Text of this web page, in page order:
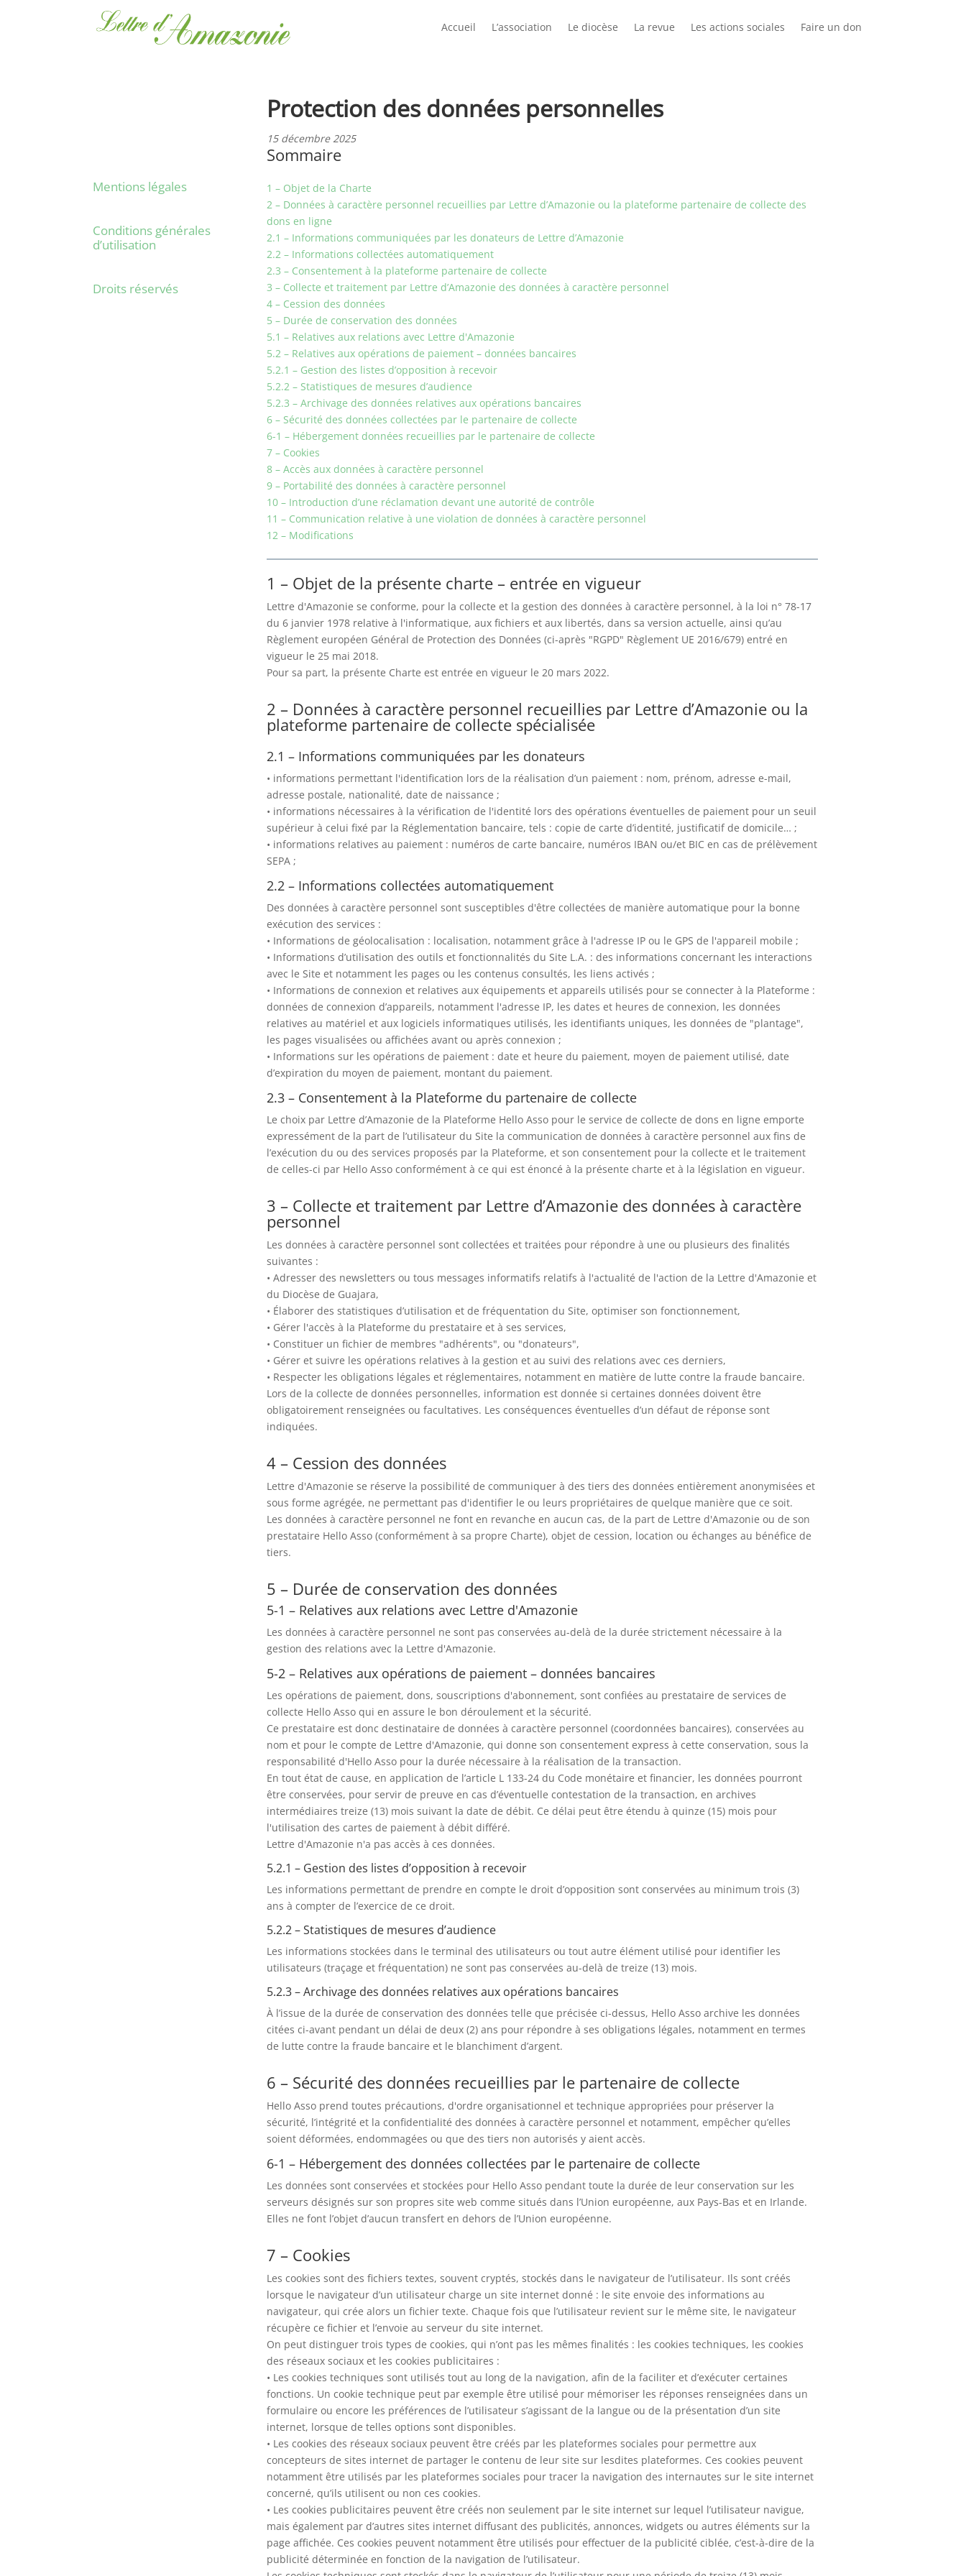
Accueil L’association Le diocèse La revue Les actions sociales Faire un don
Mentions légales
Conditions générales
d’utilisation
Droits réservés
Protection des données personnelles
15 décembre 2025
Sommaire
1 – Objet de la Charte
2 – Données à caractère personnel recueillies par Lettre d’Amazonie ou la plateforme partenaire de collecte des
dons en ligne
2.1 – Informations communiquées par les donateurs de Lettre d’Amazonie
2.2 – Informations collectées automatiquement
2.3 – Consentement à la plateforme partenaire de collecte
3 – Collecte et traitement par Lettre d’Amazonie des données à caractère personnel
4 – Cession des données
5 – Durée de conservation des données
5.1 – Relatives aux relations avec Lettre d'Amazonie
5.2 – Relatives aux opérations de paiement – données bancaires
5.2.1 – Gestion des listes d’opposition à recevoir
5.2.2 – Statistiques de mesures d’audience
5.2.3 – Archivage des données relatives aux opérations bancaires
6 – Sécurité des données collectées par le partenaire de collecte
6-1 – Hébergement données recueillies par le partenaire de collecte
7 – Cookies
8 – Accès aux données à caractère personnel
9 – Portabilité des données à caractère personnel
10 – Introduction d’une réclamation devant une autorité de contrôle
11 – Communication relative à une violation de données à caractère personnel
12 – Modifications
1 – Objet de la présente charte – entrée en vigueur
Lettre d'Amazonie se conforme, pour la collecte et la gestion des données à caractère personnel, à la loi n° 78-17
du 6 janvier 1978 relative à l'informatique, aux fichiers et aux libertés, dans sa version actuelle, ainsi qu’au
Règlement européen Général de Protection des Données (ci-après "RGPD" Règlement UE 2016/679) entré en
vigueur le 25 mai 2018.
Pour sa part, la présente Charte est entrée en vigueur le 20 mars 2022.
2 – Données à caractère personnel recueillies par Lettre d’Amazonie ou la
plateforme partenaire de collecte spécialisée
2.1 – Informations communiquées par les donateurs
• informations permettant l'identification lors de la réalisation d’un paiement : nom, prénom, adresse e-mail,
adresse postale, nationalité, date de naissance ;
• informations nécessaires à la vérification de l'identité lors des opérations éventuelles de paiement pour un seuil
supérieur à celui fixé par la Réglementation bancaire, tels : copie de carte d’identité, justificatif de domicile… ;
• informations relatives au paiement : numéros de carte bancaire, numéros IBAN ou/et BIC en cas de prélèvement
SEPA ;
2.2 – Informations collectées automatiquement
Des données à caractère personnel sont susceptibles d'être collectées de manière automatique pour la bonne
exécution des services :
• Informations de géolocalisation : localisation, notamment grâce à l'adresse IP ou le GPS de l'appareil mobile ;
• Informations d’utilisation des outils et fonctionnalités du Site L.A. : des informations concernant les interactions
avec le Site et notamment les pages ou les contenus consultés, les liens activés ;
• Informations de connexion et relatives aux équipements et appareils utilisés pour se connecter à la Plateforme :
données de connexion d’appareils, notamment l'adresse IP, les dates et heures de connexion, les données
relatives au matériel et aux logiciels informatiques utilisés, les identifiants uniques, les données de "plantage",
les pages visualisées ou affichées avant ou après connexion ;
• Informations sur les opérations de paiement : date et heure du paiement, moyen de paiement utilisé, date
d’expiration du moyen de paiement, montant du paiement.
2.3 – Consentement à la Plateforme du partenaire de collecte
Le choix par Lettre d’Amazonie de la Plateforme Hello Asso pour le service de collecte de dons en ligne emporte
expressément de la part de l’utilisateur du Site la communication de données à caractère personnel aux fins de
l’exécution du ou des services proposés par la Plateforme, et son consentement pour la collecte et le traitement
de celles-ci par Hello Asso conformément à ce qui est énoncé à la présente charte et à la législation en vigueur.
3 – Collecte et traitement par Lettre d’Amazonie des données à caractère
personnel
Les données à caractère personnel sont collectées et traitées pour répondre à une ou plusieurs des finalités
suivantes :
• Adresser des newsletters ou tous messages informatifs relatifs à l'actualité de l'action de la Lettre d'Amazonie et
du Diocèse de Guajara,
• Élaborer des statistiques d’utilisation et de fréquentation du Site, optimiser son fonctionnement,
• Gérer l'accès à la Plateforme du prestataire et à ses services,
• Constituer un fichier de membres "adhérents", ou "donateurs",
• Gérer et suivre les opérations relatives à la gestion et au suivi des relations avec ces derniers,
• Respecter les obligations légales et réglementaires, notamment en matière de lutte contre la fraude bancaire.
Lors de la collecte de données personnelles, information est donnée si certaines données doivent être
obligatoirement renseignées ou facultatives. Les conséquences éventuelles d’un défaut de réponse sont
indiquées.
4 – Cession des données
Lettre d'Amazonie se réserve la possibilité de communiquer à des tiers des données entièrement anonymisées et
sous forme agrégée, ne permettant pas d'identifier le ou leurs propriétaires de quelque manière que ce soit.
Les données à caractère personnel ne font en revanche en aucun cas, de la part de Lettre d'Amazonie ou de son
prestataire Hello Asso (conformément à sa propre Charte), objet de cession, location ou échanges au bénéfice de
tiers.
5 – Durée de conservation des données
5-1 – Relatives aux relations avec Lettre d'Amazonie
Les données à caractère personnel ne sont pas conservées au-delà de la durée strictement nécessaire à la
gestion des relations avec la Lettre d'Amazonie.
5-2 – Relatives aux opérations de paiement – données bancaires
Les opérations de paiement, dons, souscriptions d'abonnement, sont confiées au prestataire de services de
collecte Hello Asso qui en assure le bon déroulement et la sécurité.
Ce prestataire est donc destinataire de données à caractère personnel (coordonnées bancaires), conservées au
nom et pour le compte de Lettre d'Amazonie, qui donne son consentement express à cette conservation, sous la
responsabilité d'Hello Asso pour la durée nécessaire à la réalisation de la transaction.
En tout état de cause, en application de l’article L 133-24 du Code monétaire et financier, les données pourront
être conservées, pour servir de preuve en cas d’éventuelle contestation de la transaction, en archives
intermédiaires treize (13) mois suivant la date de débit. Ce délai peut être étendu à quinze (15) mois pour
l'utilisation des cartes de paiement à débit différé.
Lettre d'Amazonie n'a pas accès à ces données.
5.2.1 – Gestion des listes d’opposition à recevoir
Les informations permettant de prendre en compte le droit d’opposition sont conservées au minimum trois (3)
ans à compter de l’exercice de ce droit.
5.2.2 – Statistiques de mesures d’audience
Les informations stockées dans le terminal des utilisateurs ou tout autre élément utilisé pour identifier les
utilisateurs (traçage et fréquentation) ne sont pas conservées au-delà de treize (13) mois.
5.2.3 – Archivage des données relatives aux opérations bancaires
À l’issue de la durée de conservation des données telle que précisée ci-dessus, Hello Asso archive les données
citées ci-avant pendant un délai de deux (2) ans pour répondre à ses obligations légales, notamment en termes
de lutte contre la fraude bancaire et le blanchiment d’argent.
6 – Sécurité des données recueillies par le partenaire de collecte
Hello Asso prend toutes précautions, d'ordre organisationnel et technique appropriées pour préserver la
sécurité, l’intégrité et la confidentialité des données à caractère personnel et notamment, empêcher qu’elles
soient déformées, endommagées ou que des tiers non autorisés y aient accès.
6-1 – Hébergement des données collectées par le partenaire de collecte
Les données sont conservées et stockées pour Hello Asso pendant toute la durée de leur conservation sur les
serveurs désignés sur son propres site web comme situés dans l’Union européenne, aux Pays-Bas et en Irlande.
Elles ne font l’objet d’aucun transfert en dehors de l’Union européenne.
7 – Cookies
Les cookies sont des fichiers textes, souvent cryptés, stockés dans le navigateur de l’utilisateur. Ils sont créés
lorsque le navigateur d’un utilisateur charge un site internet donné : le site envoie des informations au
navigateur, qui crée alors un fichier texte. Chaque fois que l’utilisateur revient sur le même site, le navigateur
récupère ce fichier et l’envoie au serveur du site internet.
On peut distinguer trois types de cookies, qui n’ont pas les mêmes finalités : les cookies techniques, les cookies
des réseaux sociaux et les cookies publicitaires :
• Les cookies techniques sont utilisés tout au long de la navigation, afin de la faciliter et d’exécuter certaines
fonctions. Un cookie technique peut par exemple être utilisé pour mémoriser les réponses renseignées dans un
formulaire ou encore les préférences de l’utilisateur s’agissant de la langue ou de la présentation d’un site
internet, lorsque de telles options sont disponibles.
• Les cookies des réseaux sociaux peuvent être créés par les plateformes sociales pour permettre aux
concepteurs de sites internet de partager le contenu de leur site sur lesdites plateformes. Ces cookies peuvent
notamment être utilisés par les plateformes sociales pour tracer la navigation des internautes sur le site internet
concerné, qu’ils utilisent ou non ces cookies.
• Les cookies publicitaires peuvent être créés non seulement par le site internet sur lequel l’utilisateur navigue,
mais également par d’autres sites internet diffusant des publicités, annonces, widgets ou autres éléments sur la
page affichée. Ces cookies peuvent notamment être utilisés pour effectuer de la publicité ciblée, c’est-à-dire de la
publicité déterminée en fonction de la navigation de l’utilisateur.